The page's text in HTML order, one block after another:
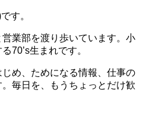
す。
業部を渡り歩いています。小
70’s生まれです。
め、ためになる情報、仕事の
毎日を、もうちょっとだけ歓